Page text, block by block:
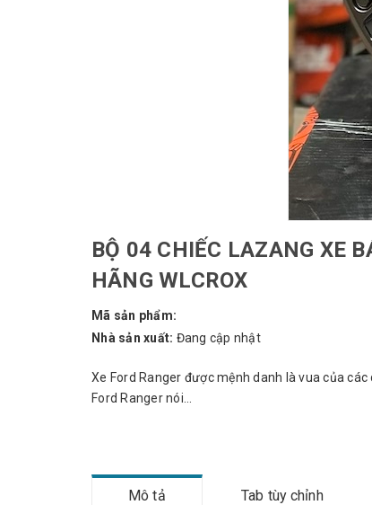
BỘ 04 CHIẾC LAZANG XE
HÃNG WLCROX
Mã sản phẩm:
Nhà sản xuất: Đang cập nhật
Xe Ford Ranger được mệnh danh là vua của
Ford Ranger nói...
Mô tả Tab tùy chỉnh